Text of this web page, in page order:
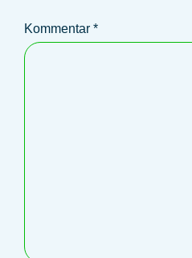
Kommentar *